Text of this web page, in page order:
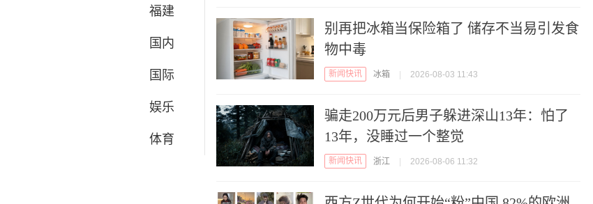
福建
国内
国际
娱乐
体育
别再把冰箱当保险箱了 储存不当易引发食
物中毒
新闻快讯 冰箱 2026-08-03 11:43
骗走200万元后男子躲进深山13年：怕了
13年，没睡过一个整觉
新闻快讯 浙江 2026-08-06 11:32